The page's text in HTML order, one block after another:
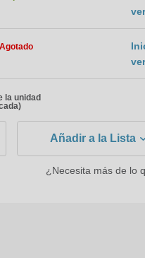
Agotado
la unidad
Añadir a la Lista
¿Necesita más de lo